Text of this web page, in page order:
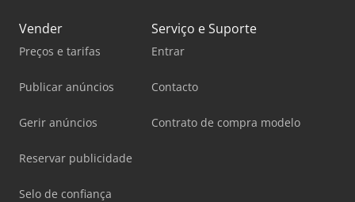
Vender
Preços e tarifas
Publicar anúncios
Gerir anúncios
Reservar publicidade
Selo de confiança
Serviço e Suporte
Entrar
Contacto
Contrato de compra modelo